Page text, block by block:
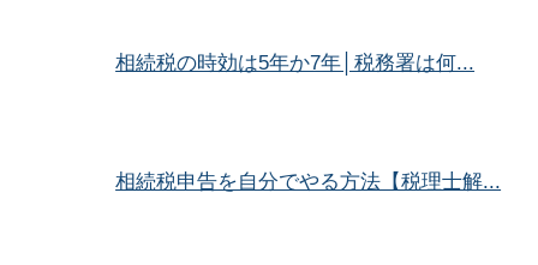
相続税の時効は5年か7年│税務署は何...
相続税申告を自分でやる方法【税理士解...